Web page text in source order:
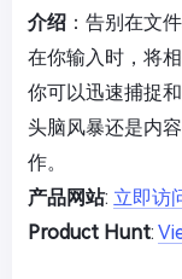
介绍 ：告别在文
在你输入时，将
你可以迅速捕捉
头脑风暴还是内
作。
产品网站: 立即访
Product Hunt: